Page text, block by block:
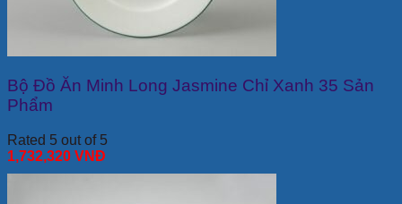
Bộ Đồ Ăn Minh Long Jasmine Chỉ Xanh 35 Sản
Phẩm
Rated 5 out of 5
1,732,320 VNĐ